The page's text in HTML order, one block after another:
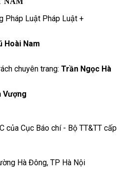
Pháp Luật Pháp Luật +
Hoài Nam
chuyên trang: Trần Ngọc Hà
Vượng
của Cục Báo chí - Bộ TT&TT cấp
Hà Đông, TP Hà Nội